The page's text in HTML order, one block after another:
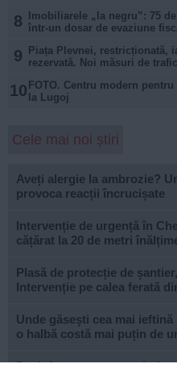
8
Imobiliarele „la negru”: 75
într-un dosar de evaziune
9
Piața Plevnei, restricționată,
rezervată. Noi măsuri de
10 FOTO. Centru modern
la Lugoj
Cele mai noi știri
Aveți alergie la ambrozie?
provoca reacții încrucișate
Intervenție de urgență în
cățărat la 20 de metri
Plasă de protecție de
Intervenție pe calea ferată
Unde găsești cea mai
o halbă costă mai puțin de